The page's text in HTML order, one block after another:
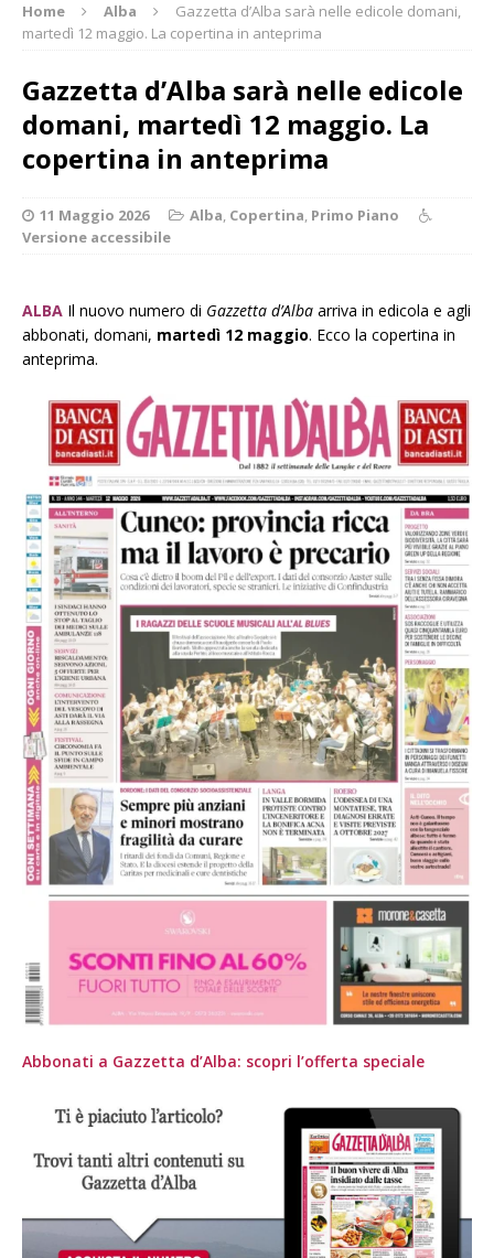
Home Alba
Gazzetta d’Alba sarà nelle edicole domani,
martedì 12 maggio. La copertina in anteprima
Gazzetta d’Alba sarà nelle edicole
domani, martedì 12 maggio. La
copertina in anteprima
11 Maggio 2026 Alba, Copertina, Primo Piano
Versione accessibile
ALBA Il nuovo numero di Gazzetta d’Alba arriva in edicola e agli
abbonati, domani, martedì 12 maggio. Ecco la copertina in
anteprima.
Abbonati a Gazzetta d’Alba: scopri l’offerta speciale